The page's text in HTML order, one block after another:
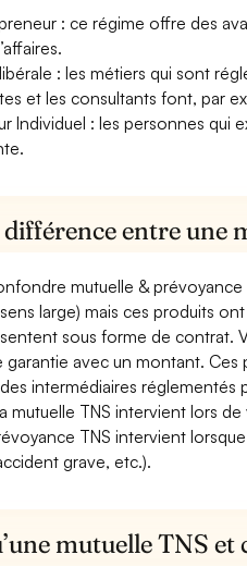
: ce régime offre des
: les métiers qui sont
et les consultants font, par
Individuel : les personnes qui
différence entre une
mutuelle &
large) mais ces produits
sous forme de contrat.
garantie avec un montant.
intermédiaires réglementés
mutuelle TNS intervient lors
TNS intervient
grave, etc.).
mutuelle TNS